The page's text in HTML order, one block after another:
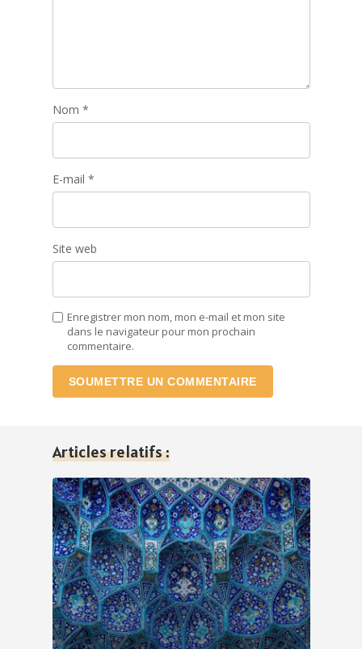
Nom *
E-mail *
Site web
Enregistrer mon nom, mon e-mail et mon site
dans le navigateur pour mon prochain
commentaire.
SOUMETTRE UN COMMENTAIRE
Articles relatifs :